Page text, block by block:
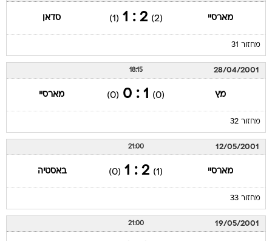
מארסיי (2)
2 : 1
(1) סדאן
מחזור 31
28/04/2001
18:15
מץ (0)
1 : 0
(0) מארסיי
מחזור 32
12/05/2001
21:00
מארסיי (1)
2 : 1
(0) באסטיה
מחזור 33
19/05/2001
21:00